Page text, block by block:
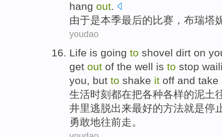
hang out.
由于是本季最后的比赛 ， 布瑞塔
youdao
Life is going to shovel dirt on
get out of the well is to stop
you, but to shake it off and take
生活时刻 都在把各种各样的泥土
井里逃脱出来最好的方法就是停
勇敢地往前走。